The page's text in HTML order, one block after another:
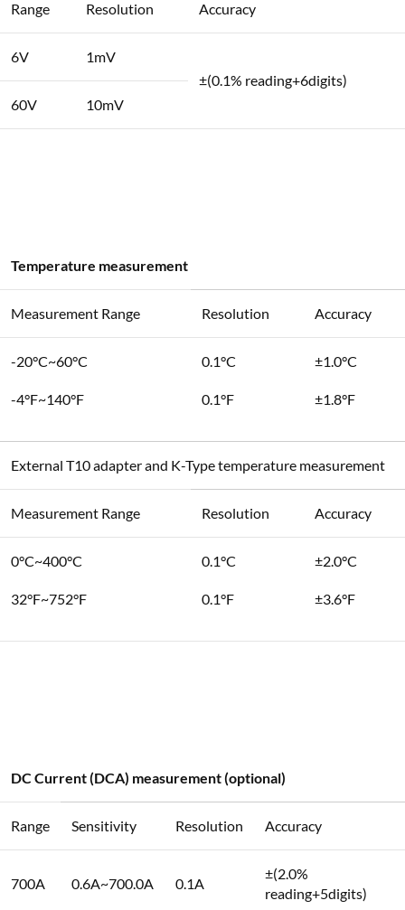
Range Resolution Accuracy
6V
1mV
±(0.1% reading+6digits)
60V
10mV
Temperature measurement
Measurement Range Resolution Accuracy
-20°C~60°C
-4°F~140°F
0.1°C
0.1°F
±1.0°C
±1.8°F
External T10 adapter and K-Type temperature measurement
Measurement Range Resolution Accuracy
0°C~400°C
32°F~752°F
0.1°C
0.1°F
±2.0°C
±3.6°F
DC Current (DCA) measurement (optional)
Range Sensitivity Resolution Accuracy
700A 0.6A~700.0A 0.1A
±(2.0%
reading+5digits)